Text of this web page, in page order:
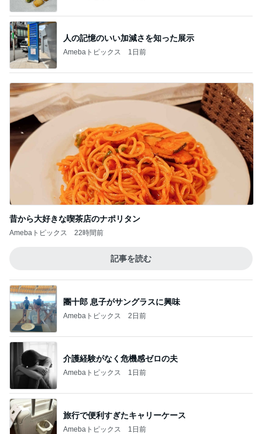
人の記憶のいい加減さを知った展示
Amebaトピックス 1日前
昔から大好きな喫茶店のナポリタン
Amebaトピックス 22時間前
記事を読む
團十郎 息子がサングラスに興味
Amebaトピックス 2日前
介護経験がなく危機感ゼロの夫
Amebaトピックス 1日前
旅行で便利すぎたキャリーケース
Amebaトピックス 1日前